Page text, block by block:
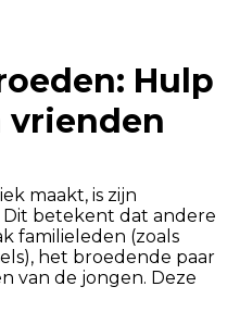
Hulp
vrienden
maakt, is zijn
betekent dat andere
familieleden (zoals
het broedende paar
van de jongen. Deze